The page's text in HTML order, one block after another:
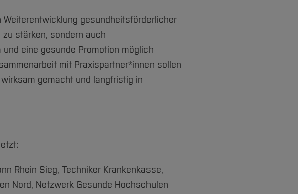
Weiterentwicklung gesundheitsförderlicher
stärken, sondern auch
eine gesunde Promotion möglich
mit Praxispartner*innen sollen
gemacht und langfristig in
Rhein Sieg, Techniker Krankenkasse,
Nord, Netzwerk Gesunde Hochschulen